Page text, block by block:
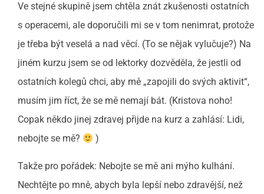
Ve stejné skupině jsem chtěla znát zkušenosti ostatních
s operacemi, ale doporučili mi se v tom nenimrat, protože
je třeba být veselá a nad věcí. (To se nějak vylučuje?) Na
jiném kurzu jsem se od lektorky dozvěděla, že jestli od
ostatních kolegů chci, aby mě „zapojili do svých aktivit“,
musím jim říct, že se mě nemají bát. (Kristova noho!
Copak někdo jinej zdravej přijde na kurz a zahlásí: Lidi,
nebojte se mě?
)
Takže pro pořádek: Nebojte se mě ani mýho kulhání.
Nechtějte po mně, abych byla lepší nebo zdravější, než